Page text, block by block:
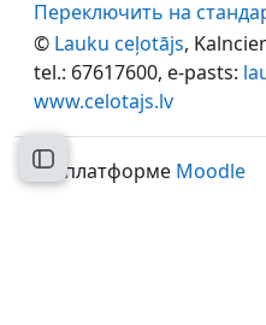
Открыть оглавление
Переключить на
© Lauku ceļotājs,
tel.: 67617600, e-pasts:
www.celotajs.lv
На платформе Moodle